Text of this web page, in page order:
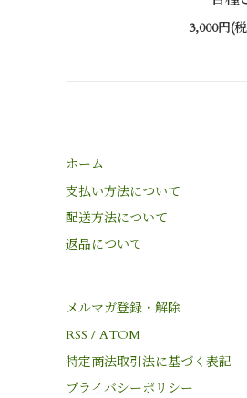
3,000円(
ホーム
支払い方法について
配送方法について
返品について
メルマガ登録・解除
RSS / ATOM
特定商法取引法に基づく表記
プライバシーポリシー